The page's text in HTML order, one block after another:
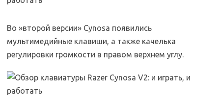
Во »второй версии» Cynosa появились
мультимедийные клавиши, а также качелька
регулировки громкости в правом верхнем углу.